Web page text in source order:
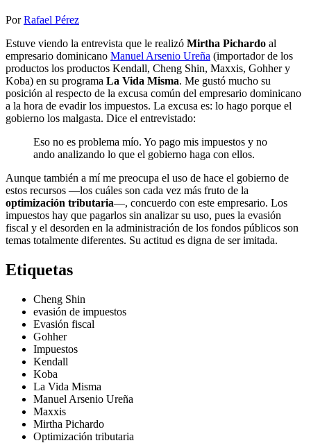
PorRafael Pérez
Estuve viendo la entrevista que le realizó Mirtha Pichardo al
empresario dominicano Manuel Arsenio Ureña (importador de los
productos los productos Kendall, Cheng Shin, Maxxis, Gohher y
Koba) en su programa La Vida Misma. Me gustó mucho su
posición al respecto de la excusa común del empresario dominicano
a la hora de evadir los impuestos. La excusa es: lo hago porque el
gobierno los malgasta. Dice el entrevistado:
Eso no es problema mío. Yo pago mis impuestos y no
ando analizando lo que el gobierno haga con ellos.
Aunque también a mí me preocupa el uso de hace el gobierno de
estos recursos —los cuáles son cada vez más fruto de la
optimización tributaria—, concuerdo con este empresario. Los
impuestos hay que pagarlos sin analizar su uso, pues la evasión
fiscal y el desorden en la administración de los fondos públicos son
temas totalmente diferentes. Su actitud es digna de ser imitada.
Etiquetas
Cheng Shin
evasión de impuestos
Evasión fiscal
Gohher
Impuestos
Kendall
Koba
La Vida Misma
Manuel Arsenio Ureña
Maxxis
Mirtha Pichardo
Optimización tributaria